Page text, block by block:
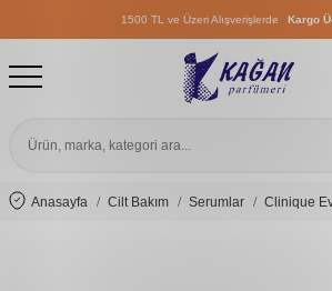
1500 TL ve Üzeri Alışverişlerde Kargo
1500 TL ve Üzeri Alışverişlerde
1500 TL ve Üzeri Alışverişlerde
Anasayfa Cilt Bakım Serumlar Clinique